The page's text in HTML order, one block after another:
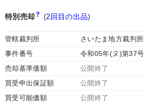
特別売却 (2回目の出品)
管轄裁判所
さいたま地方裁判
事件番号
令和05年(ヌ)第37号
売却基準価額
公開終了
買受申出保証額
公開終了
買受可能価額
公開終了